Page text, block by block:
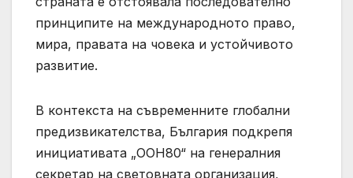
принципите на международното право,
мира, правата на човека и устойчивото
развитие.
В контекста на съвременните глобални
предизвикателства, България подкрепя
инициативата „ООН80“ на генералния
секретар на световната организация,